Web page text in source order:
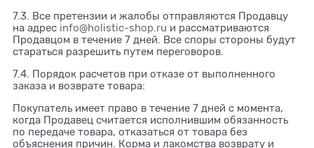
7.3. Все претензии и жалобы отправляются Продавцу
на адрес info@holistic-shop.ru и рассматриваются
Продавцом в течение 7 дней. Все споры стороны будут
стараться разрешить путем переговоров.
7.4. Порядок расчетов при отказе от выполненного
заказа и возврате товара:
Покупатель имеет право в течение 7 дней с момента,
когда Продавец считается исполнившим обязанность
по передаче товара, отказаться от товара без
объяснения причин. Корма и лакомства возврату и